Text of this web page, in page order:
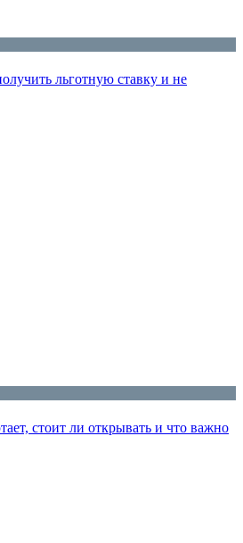
льготную ставку и не
стоит ли открывать и что важно